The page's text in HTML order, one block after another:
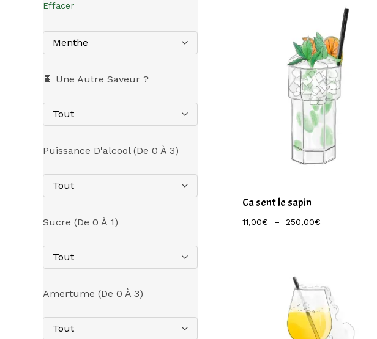
Effacer
Menthe
🍫 Une Autre Saveur ?
Tout
Puissance D'alcool (de 0 À 3)
Tout
Sucre (de 0 À 1)
Tout
Amertume (de 0 À 3)
Tout
210,00€
Ca sent le sapin
11,00€ – 250,00€